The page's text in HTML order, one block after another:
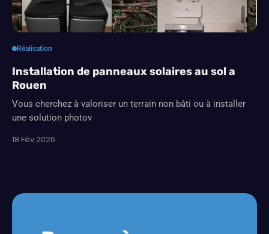
Réalisation
Installation de panneaux solaires au sol a
Rouen
Vous cherchez à valoriser un terrain non bâti ou à installer
une solution photov
18 Fév 2026